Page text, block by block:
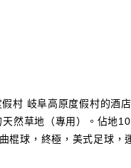
村 岐阜高原度假村的酒
然草地（專用）。佔地
棍球，終極，美式足球，